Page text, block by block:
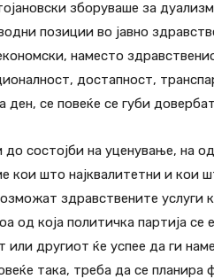
зборуваше за
позиции во јавно
наместо
достапност,
се повеќе се губи
до состојби на уценување, на
кои што најквалитетни и кои
здравствените услуги
од која политичка партија
или другиот ќе успее да ги
така, треба да се планира